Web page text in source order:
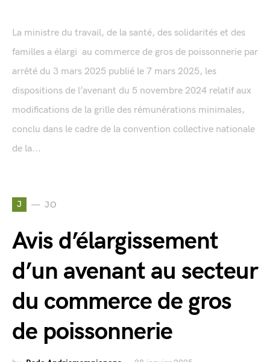
La ministre du travail, de la santé, des solidarités et des
familles a élargi au commerce de gros de poissonnerie par
arrêté du 3 mars 2025 publié le 7 mars 2025, les
dispositions de l’avenant du 5 novembre 2024 relatif aux
modifications de la grille des rémunérations minimales,
conclu dans le cadre de la convention collective nationale
de la...
J JO
Avis d’élargissement
d’un avenant au secteur
du commerce de gros
de poissonnerie